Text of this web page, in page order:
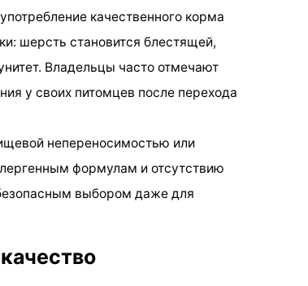
качественного корма
шерсть становится блестящей,
Владельцы часто отмечают
у своих питомцев после перехода
непереносимостью или
формулам и отсутствию
выбором даже для